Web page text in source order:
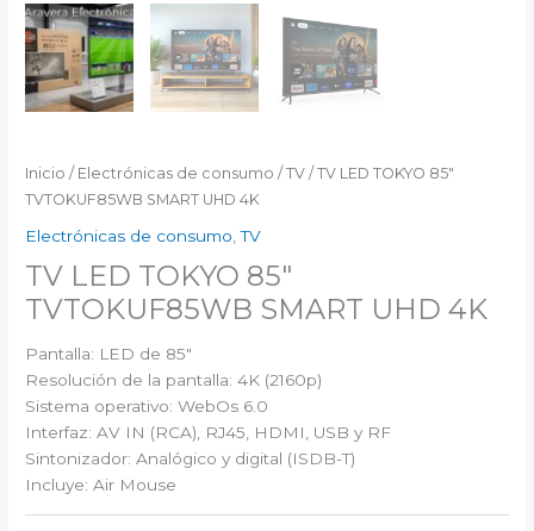
Inicio / Electrónicas de consumo /TV / TV LED TOKYO 85″
TVTOKUF85WB SMART UHD 4K
Electrónicas de consumo ,TV
TV LED TOKYO 85″
TVTOKUF85WB SMART UHD 4K
Pantalla: LED de 85″
Resolución de la pantalla: 4K (2160p)
Sistema operativo: WebOs 6.0
Interfaz: AV IN (RCA), RJ45, HDMI, USB y RF
Sintonizador: Analógico y digital (ISDB-T)
Incluye: Air Mouse